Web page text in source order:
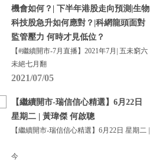
機會如何？| 下半年港股走向預測|生物
科技股急升如何應對？|科網龍頭面對
監管壓力 何時才見低位？
【#繼續開市-7月直播】2021年7月| 五未窮六
未絕七月翻
2021/07/05
【繼續開市-瑞信信心精選】6月22日
星期二 | 黃瑋傑 何啟聰
【繼續開市-瑞信信心精選】6月22日 星期二 |
今